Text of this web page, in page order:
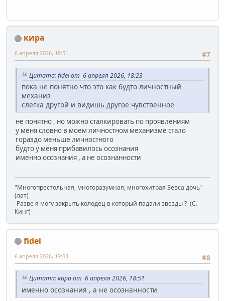
кира
#7
6 апреля 2026, 18:51
Цитата: fidel от 6 апреля 2026, 18:23
пока не понятно что это как будто личностный
механиз
слегка другой и видишь другое чувственное
не понятно , но можно сталкировать по проявлениям
у меня словно в моем личностном механизме стало
гораздо меньше личностного
будто у меня прибавилось осознания
именно осознания , а не осознанности
"Многопрестольная, многоразумная, многохитрая Зевса дочь"
(лат)
-Разве я могу закрыть колодец в который падали звезды ? (C.
Кинг)
fidel
#8
6 апреля 2026, 19:03
Цитата: кира от 6 апреля 2026, 18:51
именно осознания , а не осознанности